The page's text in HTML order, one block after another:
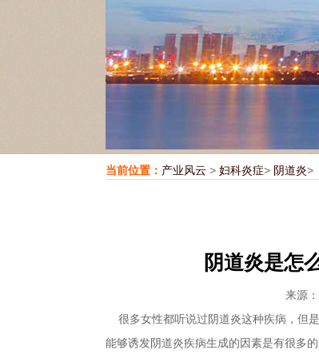
当前位置： 产业风云 > 妇科炎症> 阴道炎>
阴道炎是怎
来源：
很多女性都听说过阴道炎这种疾病，但
能够诱发阴道炎疾病生成的因素是有很多的